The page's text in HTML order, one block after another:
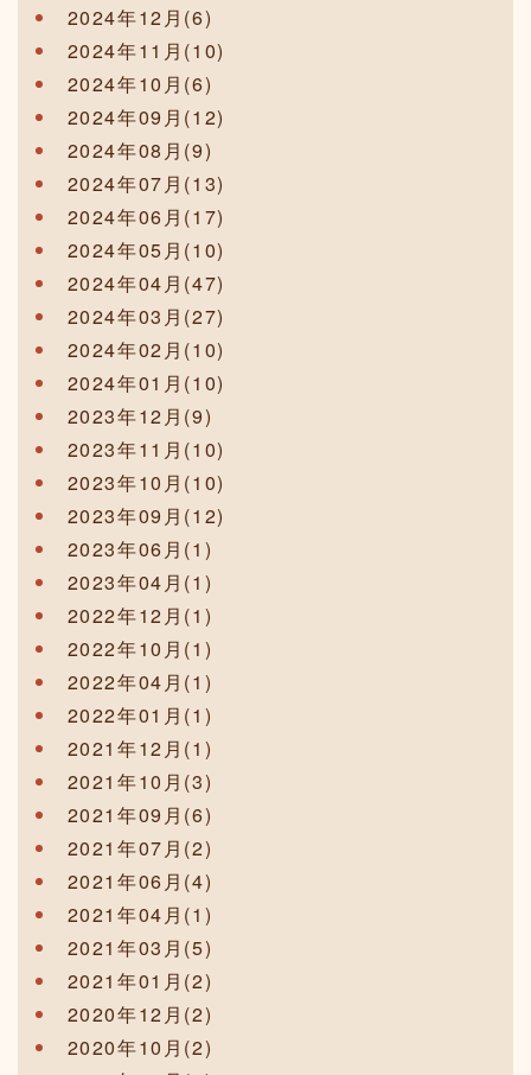
2024年12月(6)
2024年11月(10)
2024年10月(6)
2024年09月(12)
2024年08月(9)
2024年07月(13)
2024年06月(17)
2024年05月(10)
2024年04月(47)
2024年03月(27)
2024年02月(10)
2024年01月(10)
2023年12月(9)
2023年11月(10)
2023年10月(10)
2023年09月(12)
2023年06月(1)
2023年04月(1)
2022年12月(1)
2022年10月(1)
2022年04月(1)
2022年01月(1)
2021年12月(1)
2021年10月(3)
2021年09月(6)
2021年07月(2)
2021年06月(4)
2021年04月(1)
2021年03月(5)
2021年01月(2)
2020年12月(2)
2020年10月(2)